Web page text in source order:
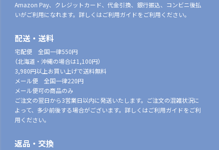
Amazon Pay、クレジットカード、代金引換、銀行振込、コンビニ後払
いがご利用になれます。詳しくはご利用ガイドをご利用ください。
配送・送料
宅配便 全国一律550円
（北海道・沖縄の場合は1,100円）
3,980円以上お買い上げで送料無料
メール便 全国一律220円
メール便可の商品のみ
ご注文の翌日から3営業日以内に発送いたします。ご注文の混雑状況に
よって、多少前後する場合がございます。詳しくはご利用ガイドをご利
用ください。
返品・交換